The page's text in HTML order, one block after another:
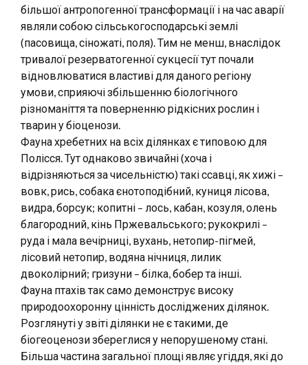
більшої антропогенної трансформації і на час аварії
являли собою сільськогосподарські землі
(пасовища, сіножаті, поля). Тим не менш, внаслідок
тривалої резерватогенної сукцесії тут почали
відновлюватися властиві для даного регіону
умови, сприяючі збільшенню біологічного
різноманіття та поверненню рідкісних рослин і
тварин у біоценози.
Фауна хребетних на всіх ділянках є типовою для
Полісся. Тут однаково звичайні (хоча і
відрізняються за чисельністю) такі ссавці, як хижі –
вовк, рись, собака єнотоподібний, куниця лісова,
видра, борсук; копитні – лось, кабан, козуля, олень
благородний, кінь Пржевальського; рукокрилі –
руда і мала вечірниці, вухань, нетопир-пігмей,
лісовий нетопир, водяна нічниця, лилик
двоколірний; гризуни – білка, бобер та інші.
Фауна птахів так само демонструє високу
природоохоронну цінність досліджених ділянок.
Розглянуті у звіті ділянки не є такими, де
біогеоценози збереглися у непорушеному стані.
Більша частина загальної площі являє угіддя, які до